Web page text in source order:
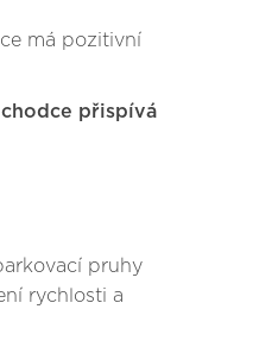
má pozitivní
přispívá
pruhy
rychlosti a